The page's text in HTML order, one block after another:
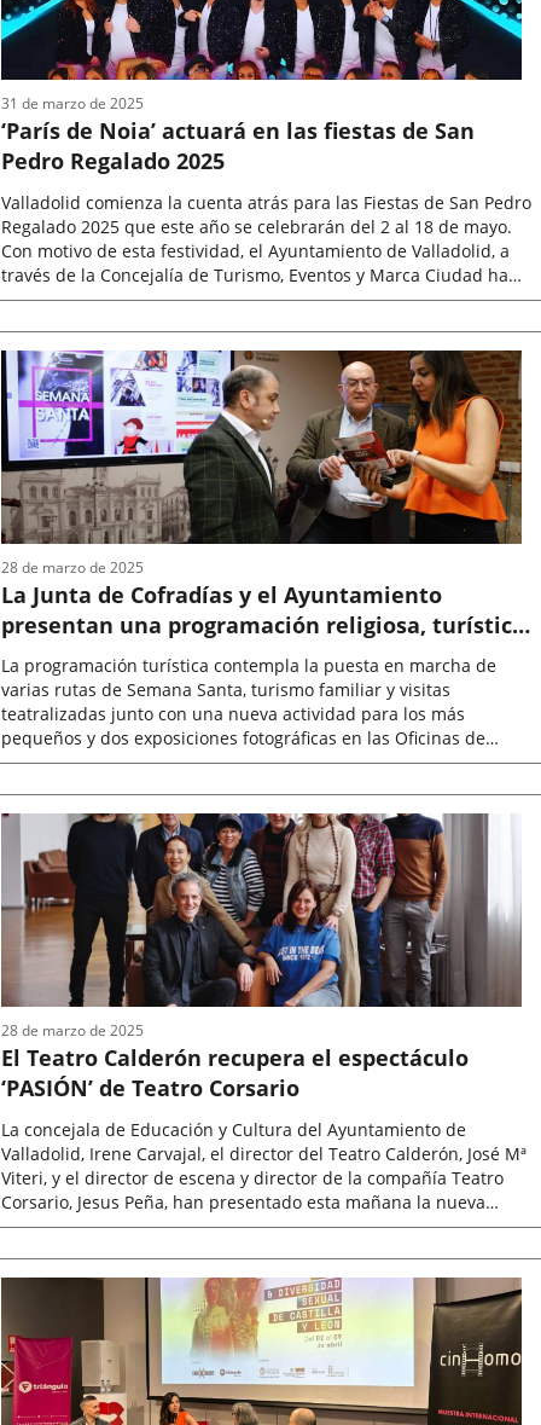
‘París de Noia’ actuará en las fiestas de San
Pedro Regalado 2025
Valladolid comienza la cuenta atrás para las Fiestas de San Pedro
Regalado 2025 que este año se celebrarán del 2 al 18 de mayo.
Con motivo de esta festividad, el Ayuntamiento de Valladolid, a
través de la Concejalía de Turismo, Eventos y Marca Ciudad ha
organizado...
de
la
noticia
31 de marzo de 2025
La Junta de Cofradías y el Ayuntamiento
presentan una programación religiosa, turística
y familiar para la Semana Santa 2025
La programación turística contempla la puesta en marcha de
varias rutas de Semana Santa, turismo familiar y visitas
teatralizadas junto con una nueva actividad para los más
pequeños y dos exposiciones fotográficas en las Oficinas de
Turismo.El alcalde, Jesús...
de
la
28 de marzo de 2025
El Teatro Calderón recupera el espectáculo
‘PASIÓN’ de Teatro Corsario
La concejala de Educación y Cultura del Ayuntamiento de
Valladolid, Irene Carvajal, el director del Teatro Calderón, José Mª
Viteri, y el director de escena y director de la compañía Teatro
Corsario, Jesus Peña, han presentado esta mañana la nueva
producción...
de
la
28 de marzo de 2025